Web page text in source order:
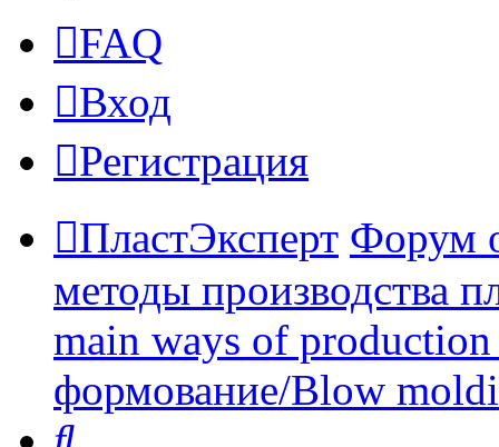
FAQ
Вход
Регистрация
ПластЭксперт Форум
методы производства
main ways of
формование/Blow